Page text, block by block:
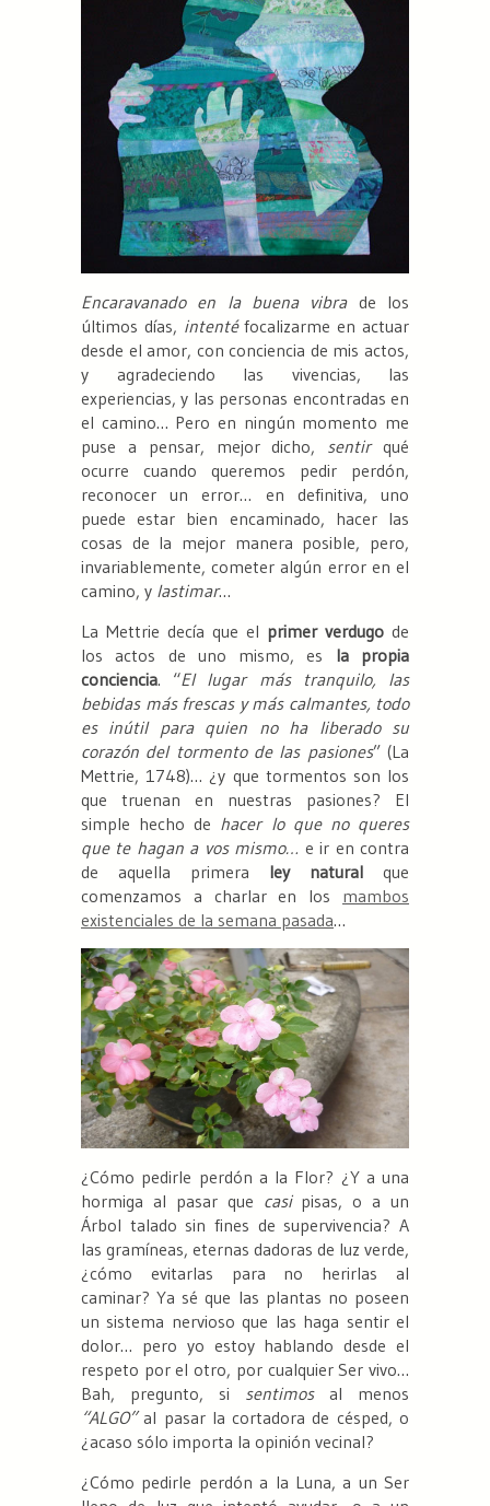
Encaravanado en la buena vibrade los
últimos días, intentéfocalizarme en actuar
desde el amor, con conciencia de mis actos,
y agradeciendo las vivencias, las
experiencias, y las personas encontradas en
el camino… Pero en ningún momento me
puse a pensar, mejor dicho, sentirqué
ocurre cuando queremos pedir perdón,
reconocer un error… en definitiva, uno
puede estar bien encaminado, hacer las
cosas de la mejor manera posible, pero,
invariablemente, cometer algún error en el
camino, y lastimar…
La Mettrie decía que el primer verdugo de
los actos de uno mismo, es la propia
conciencia. “El lugar más tranquilo, las
bebidas más frescas y más calmantes, todo
es inútil para quien no ha liberado su
corazón del tormento de las pasiones” (La
Mettrie, 1748)… ¿y que tormentos son los
que truenan en nuestras pasiones? El
simple hecho de hacer lo que no queres
que te hagan a vos mismo… e ir en contra
de aquella primera ley natural que
comenzamos a charlar en los mambos
existenciales de la semana pasada…
¿Cómo pedirle perdón a la Flor? ¿Y a una
hormiga al pasar que casipisas, o a un
Árbol talado sin fines de supervivencia? A
las gramíneas, eternas dadoras de luz verde,
¿cómo evitarlas para no herirlas al
caminar? Ya sé que las plantas no poseen
un sistema nervioso que las haga sentir el
dolor… pero yo estoy hablando desde el
respeto por el otro, por cualquier Ser vivo…
Bah, pregunto, si sentimosal menos
“ALGO”al pasar la cortadora de césped, o
¿acaso sólo importa la opinión vecinal?
¿Cómo pedirle perdón a la Luna, a un Ser